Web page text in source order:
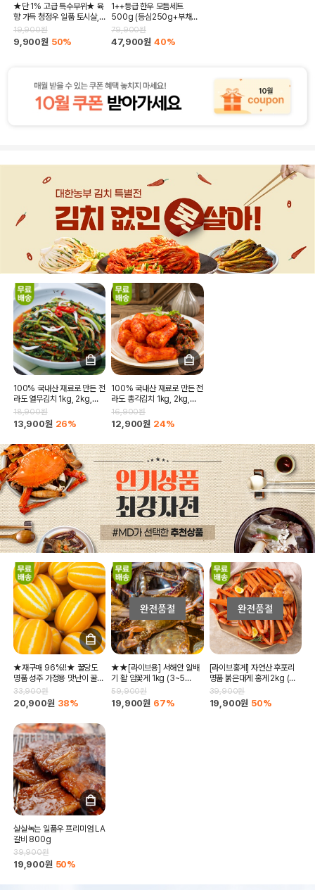
★단 1% 고급 특수부위★ 육
향 가득 청정우 일품 토시살,
안창살 1+1 (교차선택 가능)
[무료배송]
19,900원
9,900원 50%
1++등급 한우 모듬세트
500g (등심250g+부채
100g+살치or삼각150g 랜
덤발송)
79,900원
47,900원 40%
100% 국내산 재료로 만든 전
라도 열무김치 1kg, 2kg,
3kg, 5kg
18,900원
13,900원 26%
100% 국내산 재료로 만든 전
라도 총각김치 1kg, 2kg,
3kg, 5kg, 10kg
16,900원
12,900원 24%
★재구매 96%!!★ 꿀당도
명품 성주 가정용 맛난이 꿀참
외 랜덤과 로얄과 5kg 10kg
33,900원
20,900원 38%
★★[라이브용] 서해안 알배
기 활 암꽃게 1kg (3~5
미)★★
59,900원
19,900원 67%
[라이브홍게] 자연산 후포리
명품 붉은대게 홍게 2kg (실
중량)(자숙전4kg)
39,900원
19,900원 50%
살살녹는 일품우 프리미엄 LA
갈비 800g
39,900원
19,900원 50%